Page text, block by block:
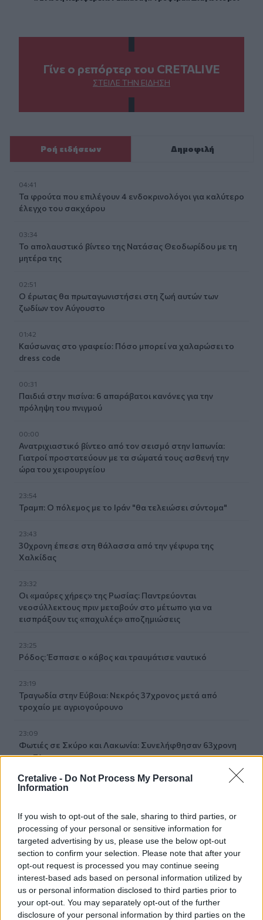
Cretalive - Do Not Process My Personal
Information
If you wish to opt-out of the sale, sharing to third parties, or
processing of your personal or sensitive information for
targeted advertising by us, please use the below opt-out
section to confirm your selection. Please note that after your
opt-out request is processed you may continue seeing
interest-based ads based on personal information utilized by
us or personal information disclosed to third parties prior to
your opt-out. You may separately opt-out of the further
disclosure of your personal information by third parties on the
Γίνε ο ρεπόρτερ του CRETALIVE
ΣΤΕΊΛΕ ΤΗΝ ΕΊΔΗΣΗ
Ροή ειδήσεων Δημοφιλή
04:41
Τα φρούτα που επιλέγουν 4 ενδοκρινολόγοι για καλύτερο
έλεγχο του σακχάρου
03:34
Το απολαυστικό βίντεο της Νατάσας Θεοδωρίδου με τη
μητέρα της
02:51
Ο έρωτας θα πρωταγωνιστήσει στη ζωή αυτών των
ζωδίων τον Αύγουστο
01:42
Καύσωνας στο γραφείο: Πόσο μπορεί να χαλαρώσει το
dress code
00:31
Παιδιά στην πισίνα: 6 απαράβατοι κανόνες για την
πρόληψη του πνιγμού
00:00
Ανατριχιαστικό βίντεο από τον σεισμό στην Ιαπωνία:
Γιατροί προστατεύουν με τα σώματά τους ασθενή την
ώρα του χειρουργείου
23:54
Τραμπ: Ο πόλεμος με το Ιράν "θα τελειώσει σύντομα"
23:43
30χρονη έπεσε στη θάλασσα από την γέφυρα της
Χαλκίδας
23:32
Οι «μαύρες χήρες» της Ρωσίας: Παντρεύονται
νεοσύλλεκτους πριν μεταβούν στο μέτωπο για να
εισπράξουν τις «παχυλές» αποζημιώσεις
23:25
Ρόδος: Έσπασε ο κάβος και τραυμάτισε ναυτικό
23:19
Τραγωδία στην Εύβοια: Νεκρός 37χρονος μετά από
τροχαίο με αγριογούρουνο
23:09
Φωτιές σε Σκύρο και Λακωνία: Συνελήφθησαν 63χρονη
και 71χρονος
23:07
23:00
Ιταλία: Στη Νάπολη καταγράφηκε θερμοκρασία-ρεκόρ 48
βαθμών
22:32
Υπόθεση Marfin: Έφθασε στην Ελλάδα η 46χρονη
κατηγορούμενη για εμπρησμό